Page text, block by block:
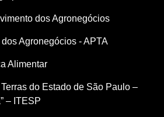
dos Agronegócios
Agronegócios - APTA
Alimentar
do Estado de São Paulo –
– ITESP